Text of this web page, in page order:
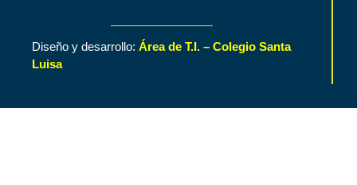
Diseño y desarrollo: Área de T.I. – Colegio Santa
Luisa